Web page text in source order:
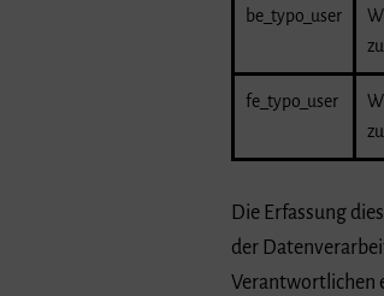
be_typo_user
fe_typo_user
Die Erfassung
der
Verantwortlichen